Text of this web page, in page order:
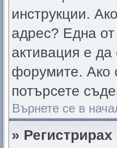
инструкции.
адрес? Една
активация е
форумите. Ако
потърсете
Върнете се в
»